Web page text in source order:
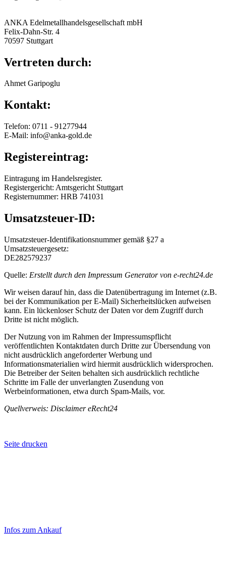
ANKA Edelmetallhandelsgesellschaft mbH
Felix-Dahn-Str. 4
70597 Stuttgart
Vertreten durch:
Ahmet Garipoglu
Kontakt:
Telefon: 0711 - 91277944
E-Mail: info@anka-gold.de
Registereintrag:
Eintragung im Handelsregister.
Registergericht: Amtsgericht Stuttgart
Registernummer: HRB 741031
Umsatzsteuer-ID:
Umsatzsteuer-Identifikationsnummer gemäß §27 a
Umsatzsteuergesetz:
DE282579237
Quelle: Erstellt durch den Impressum Generator von e-recht24.de
Wir weisen darauf hin, dass die Datenübertragung im Internet (z.B.
bei der Kommunikation per E-Mail) Sicherheitslücken aufweisen
kann. Ein lückenloser Schutz der Daten vor dem Zugriff durch
Dritte ist nicht möglich.
Der Nutzung von im Rahmen der Impressumspflicht
veröffentlichten Kontaktdaten durch Dritte zur Übersendung von
nicht ausdrücklich angeforderter Werbung und
Informationsmaterialien wird hiermit ausdrücklich widersprochen.
Die Betreiber der Seiten behalten sich ausdrücklich rechtliche
Schritte im Falle der unverlangten Zusendung von
Werbeinformationen, etwa durch Spam-Mails, vor.
Quellverweis: Disclaimer eRecht24
Seite drucken
Sidebar
Infos zum Ankauf